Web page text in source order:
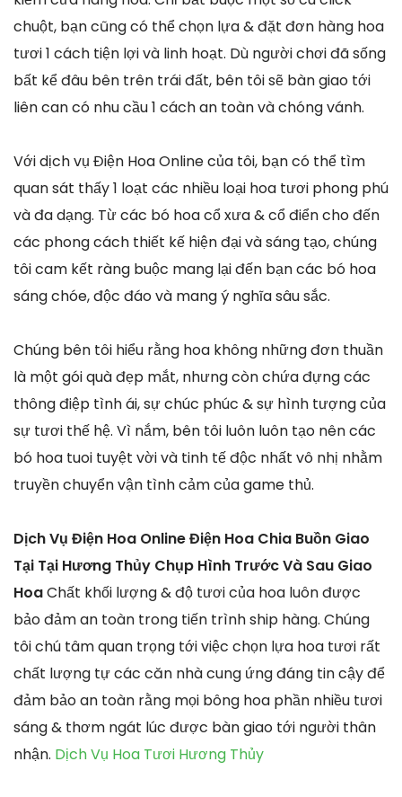
chuột, bạn cũng có thể chọn lựa & đặt đơn hàng hoa
tươi 1 cách tiện lợi và linh hoạt. Dù người chơi đã sống
bất kể đâu bên trên trái đất, bên tôi sẽ bàn giao tới
liên can có nhu cầu 1 cách an toàn và chóng vánh.
Với dịch vụ Điện Hoa Online của tôi, bạn có thể tìm
quan sát thấy 1 loạt các nhiều loại hoa tươi phong phú
và đa dạng. Từ các bó hoa cổ xưa & cổ điển cho đến
các phong cách thiết kế hiện đại và sáng tạo, chúng
tôi cam kết ràng buộc mang lại đến bạn các bó hoa
sáng chóe, độc đáo và mang ý nghĩa sâu sắc.
Chúng bên tôi hiểu rằng hoa không những đơn thuần
là một gói quà đẹp mắt, nhưng còn chứa đựng các
thông điệp tình ái, sự chúc phúc & sự hình tượng của
sự tươi thế hệ. Vì nắm, bên tôi luôn luôn tạo nên các
bó hoa tuoi tuyệt vời và tinh tế độc nhất vô nhị nhằm
truyền chuyển vận tình cảm của game thủ.
Dịch Vụ Điện Hoa Online Điện Hoa Chia Buồn Giao
Tại Tại Hương Thủy Chụp Hình Trước Và Sau Giao
HoaChất khối lượng & độ tươi của hoa luôn được
bảo đảm an toàn trong tiến trình ship hàng. Chúng
tôi chú tâm quan trọng tới việc chọn lựa hoa tươi rất
chất lượng tự các căn nhà cung ứng đáng tin cậy để
đảm bảo an toàn rằng mọi bông hoa phần nhiều tươi
sáng & thơm ngát lúc được bàn giao tới người thân
nhận. Dịch Vụ Hoa Tươi Hương Thủy